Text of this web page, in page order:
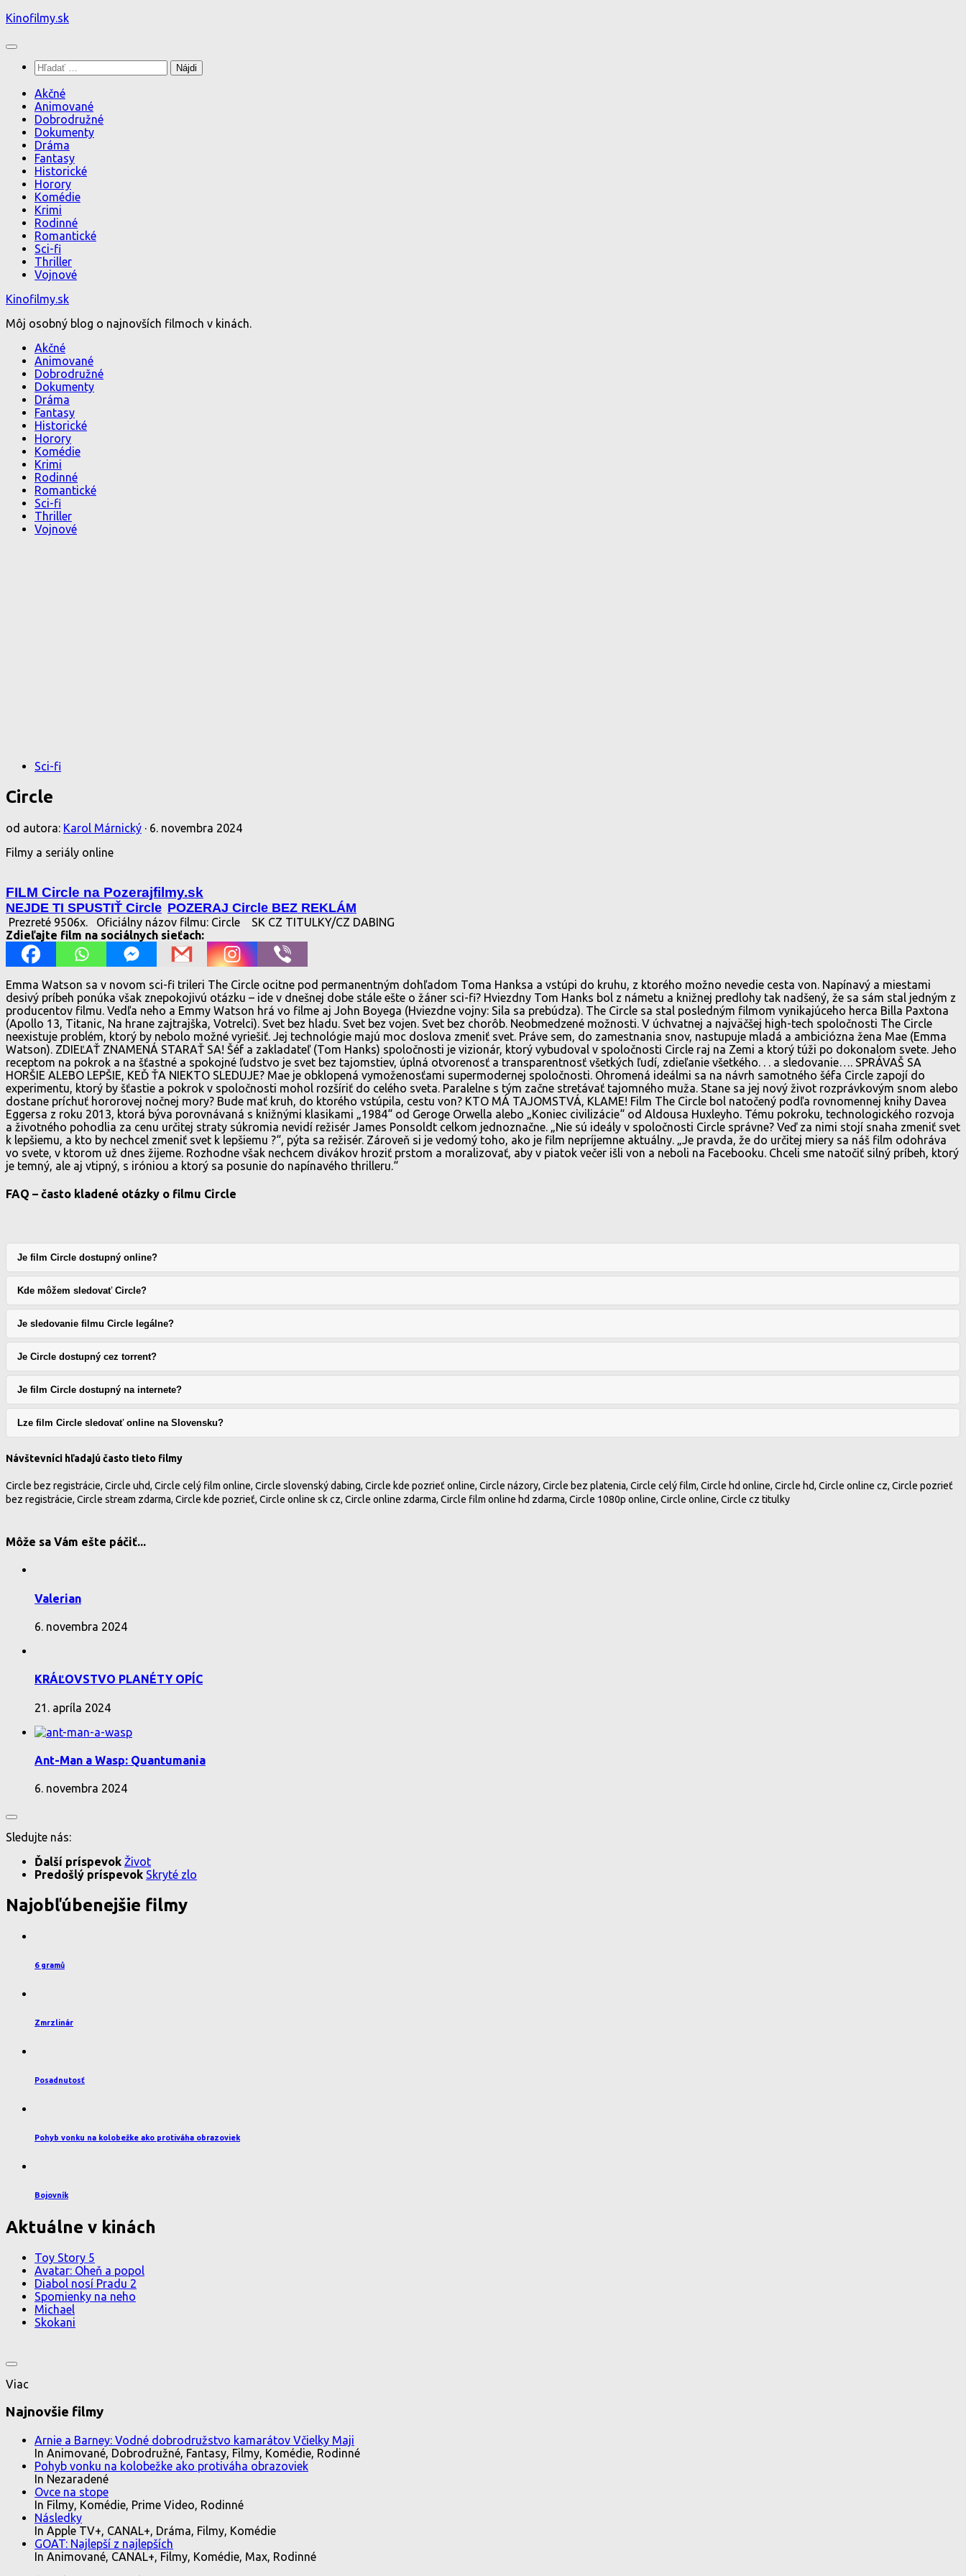
Preskočiť
obsah
Kinofilmy.sk
Hľadať:
Akčné
Animované
Dobrodružné
Dokumenty
Dráma
Fantasy
Historické
Horory
Komédie
Krimi
Rodinné
Romantické
Sci-fi
Thriller
Vojnové
Kinofilmy.sk
Môj osobný blog o najnovších filmoch v kinách.
Akčné
Animované
Dobrodružné
Dokumenty
Dráma
Fantasy
Historické
Horory
Komédie
Krimi
Rodinné
Romantické
Sci-fi
Thriller
Vojnové
Sci-fi
Circle
od autora: Karol Márnický · 6. novembra 2024
Filmy a seriály online
FILM Circle na Pozerajfilmy.sk
NEJDE TI SPUSTIŤ Circle POZERAJ Circle BEZ REKLÁM
Prezreté 9506x. Oficiálny názov filmu: Circle
SK CZ TITULKY/CZ DABING
Zdieľajte film na sociálnych sieťach:
Emma Watson sa v novom sci-fi trileri The Circle ocitne pod permanentným dohľadom Toma Hanksa a vstúpi do kruhu, z ktorého možno nevedie cesta von. Napínavý a miestami
desivý príbeh ponúka však znepokojivú otázku – ide v dnešnej dobe stále ešte o žáner sci-fi? Hviezdny Tom Hanks bol z námetu a knižnej predlohy tak nadšený, že sa sám stal jedným z
producentov filmu. Vedľa neho a Emmy Watson hrá vo filme aj John Boyega (Hviezdne vojny: Sila sa prebúdza). The Circle sa stal posledným filmom vynikajúceho herca Billa Paxtona
(Apollo 13, Titanic, Na hrane zajtrajška, Votrelci). Svet bez hladu. Svet bez vojen. Svet bez chorôb. Neobmedzené možnosti. V úchvatnej a najväčšej high-tech spoločnosti The Circle
neexistuje problém, ktorý by nebolo možné vyriešiť. Jej technológie majú moc doslova zmeniť svet. Práve sem, do zamestnania snov, nastupuje mladá a ambiciózna žena Mae (Emma
Watson). ZDIEĽAŤ ZNAMENÁ STARAŤ SA! Šéf a zakladateľ (Tom Hanks) spoločnosti je vizionár, ktorý vybudoval v spoločnosti Circle raj na Zemi a ktorý túži po dokonalom svete. Jeho
receptom na pokrok a na šťastné a spokojné ľudstvo je svet bez tajomstiev, úplná otvorenosť a transparentnosť všetkých ľudí, zdieľanie všetkého. . . a sledovanie…. SPRÁVAŠ SA
HORŠIE ALEBO LEPŠIE, KEĎ ŤA NIEKTO SLEDUJE? Mae je obklopená vymoženosťami supermodernej spoločnosti. Ohromená ideálmi sa na návrh samotného šéfa Circle zapojí do
experimentu, ktorý by šťastie a pokrok v spoločnosti mohol rozšíriť do celého sveta. Paralelne s tým začne stretávať tajomného muža. Stane sa jej nový život rozprávkovým snom alebo
dostane príchuť hororovej nočnej mory? Bude mať kruh, do ktorého vstúpila, cestu von? KTO MÁ TAJOMSTVÁ, KLAME! Film The Circle bol natočený podľa rovnomennej knihy Davea
Eggersa z roku 2013, ktorá býva porovnávaná s knižnými klasikami „1984“ od Geroge Orwella alebo „Koniec civilizácie“ od Aldousa Huxleyho. Tému pokroku, technologického rozvoja
a životného pohodlia za cenu určitej straty súkromia nevidí režisér James Ponsoldt celkom jednoznačne. „Nie sú ideály v spoločnosti Circle správne? Veď za nimi stojí snaha zmeniť svet
k lepšiemu, a kto by nechcel zmeniť svet k lepšiemu ?“, pýta sa režisér. Zároveň si je vedomý toho, ako je film nepríjemne aktuálny. „Je pravda, že do určitej miery sa náš film odohráva
vo svete, v ktorom už dnes žijeme. Rozhodne však nechcem divákov hroziť prstom a moralizovať, aby v piatok večer išli von a neboli na Facebooku. Chceli sme natočiť silný príbeh, ktorý
je temný, ale aj vtipný, s iróniou a ktorý sa posunie do napínavého thrilleru.“
FAQ – často kladené otázky o filmu Circle
Je film Circle dostupný online?
Kde môžem sledovať Circle?
Je sledovanie filmu Circle legálne?
Je Circle dostupný cez torrent?
Je film Circle dostupný na internete?
Lze film Circle sledovať online na Slovensku?
Návštevníci hľadajú často tieto filmy
Circle bez registrácie, Circle uhd, Circle celý film online, Circle slovenský dabing, Circle kde pozrieť online, Circle názory, Circle bez platenia, Circle celý film, Circle hd online, Circle hd, Circle online cz, Circle pozrieť
bez registrácie, Circle stream zdarma, Circle kde pozrieť, Circle online sk cz, Circle online zdarma, Circle film online hd zdarma, Circle 1080p online, Circle online, Circle cz titulky
Môže sa Vám ešte páčiť...
Valerian
6. novembra 2024
KRÁĽOVSTVO PLANÉTY OPÍC
21. apríla 2024
Ant-Man a Wasp: Quantumania
6. novembra 2024
Sledujte nás:
Ďalší príspevok Život
Predošlý príspevok Skryté zlo
Najobľúbenejšie filmy
6 gramů
Zmrzlinár
Posadnutosť
Pohyb vonku na kolobežke ako protiváha obrazoviek
Bojovník
Aktuálne v kinách
Toy Story 5
Avatar: Oheň a popol
Diabol nosí Pradu 2
Spomienky na neho
Michael
Skokani
Viac
Najnovšie filmy
Arnie a Barney: Vodné dobrodružstvo kamarátov Včielky Maji
In Animované, Dobrodružné, Fantasy, Filmy, Komédie, Rodinné
Pohyb vonku na kolobežke ako protiváha obrazoviek
In Nezaradené
Ovce na stope
In Filmy, Komédie, Prime Video, Rodinné
Následky
In Apple TV+, CANAL+, Dráma, Filmy, Komédie
GOAT: Najlepší z najlepších
In Animované, CANAL+, Filmy, Komédie, Max, Rodinné